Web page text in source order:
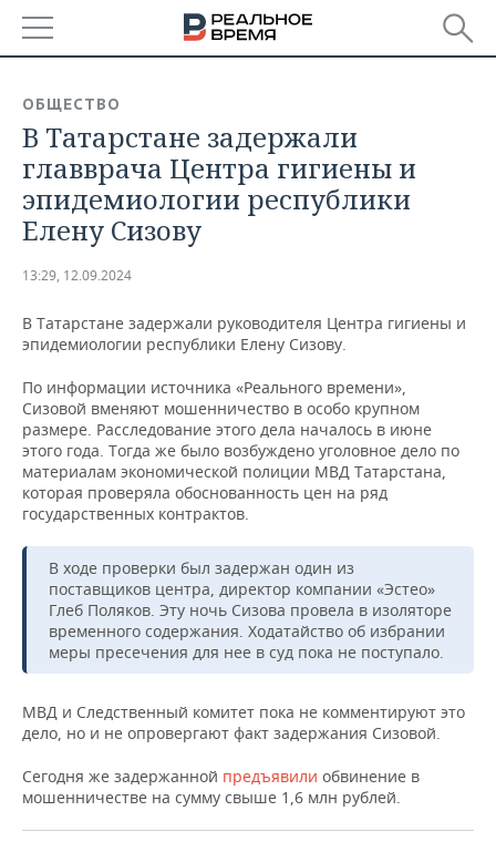
БАШКОРТОСТАН
ТАТАРСТАН
УДМУРТИЯ
НОВОСТИ
АНАЛИТИКА
НОВОСТИ АНАЛИТИКИ
ДЕКЛАРАЦИИ О ДОХОДАХ
КОРОЛИ ГОСЗАКАЗА ПФО
ВУЗЫ ТАТАРСТАНА
КОМУ ПРИНАДЛЕЖАТ
ТОРГОВЫЕ ЦЕНТРЫ
ТАТАРСТАНА
ЭКОНОМИКА
НОВОСТИ ЭКОНОМИКИ
ФИНАНСЫ
БАНКИ
БЮДЖЕТ
ИНВЕСТИЦИИ
ПРОМЫШЛЕННОСТЬ
НОВОСТИ
ПРОМЫШЛЕННОСТИ
АГРОПРОМ
МАШИНОСТРОЕНИЕ
НЕФТЕХИМИЯ
ОПК
ЭНЕРГЕТИКА
НЕДВИЖИМОСТЬ
НОВОСТИ НЕДВИЖИМОСТИ
АВТО
НОВОСТИ АВТО
БИЗНЕС
НОВОСТИ БИЗНЕСА
ТРАНСПОРТ
УСЛУГИ
ТЕХНОЛОГИИ
МЕДИА
НОВОСТИ МЕРОПРИЯТИЙ
ВЫЕЗДНАЯ РЕДАКЦИЯ
ONLINE-КОНФЕРЕНЦИИ
ОТКРЫТАЯ ЛЕКЦИЯ
СПОРТ
НОВОСТИ СПОРТА
ХОККЕЙ
БАСКЕТБОЛ
ОБЩЕСТВО
ВЛАСТЬ
ИНФРАСТРУКТУРА
СЮЖЕТЫ
СПРАВОЧНИК
ОБЩЕСТВО
В Татарстане задержали
главврача Центра гигиены и
эпидемиологии республики
Елену Сизову
13:29, 12.09.2024
В Татарстане задержали руководителя Центра гигиены и
эпидемиологии республики Елену Сизову.
По информации источника «Реального времени»,
Сизовой вменяют мошенничество в особо крупном
размере. Расследование этого дела началось в июне
этого года. Тогда же было возбуждено уголовное дело по
материалам экономической полиции МВД Татарстана,
которая проверяла обоснованность цен на ряд
государственных контрактов.
В ходе проверки был задержан один из
поставщиков центра, директор компании «Эстео»
Глеб Поляков. Эту ночь Сизова провела в изоляторе
временного содержания. Ходатайство об избрании
меры пресечения для нее в суд пока не поступало.
МВД и Следственный комитет пока не комментируют это
дело, но и не опровергают факт задержания Сизовой.
Сегодня же задержанной предъявили обвинение в
мошенничестве на сумму свыше 1,6 млн рублей.